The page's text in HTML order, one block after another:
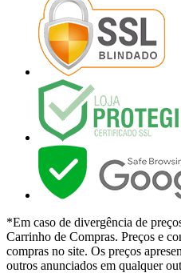
*Em caso de divergência de
Carrinho de Compras. Preços e
compras no site. Os preços
outros anunciados em qualquer